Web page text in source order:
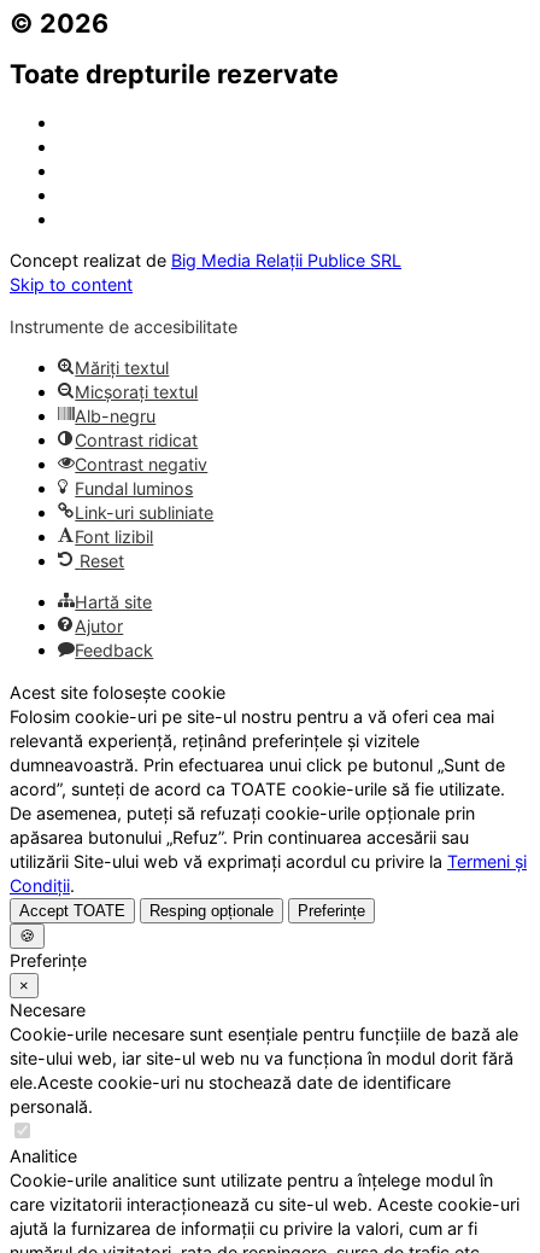
© 2026
Toate drepturile rezervate
Concept realizat de Big Media Relații Publice SRL
Skip to content
Instrumente de accesibilitate
Măriți textul
Micșorați textul
Alb-negru
Contrast ridicat
Contrast negativ
Fundal luminos
Link-uri subliniate
Font lizibil
Reset
Hartă site
Ajutor
Feedback
Acest site folosește cookie
Folosim cookie-uri pe site-ul nostru pentru a vă oferi cea mai
relevantă experiență, reținând preferințele și vizitele
dumneavoastră. Prin efectuarea unui click pe butonul „Sunt de
acord”, sunteți de acord ca TOATE cookie-urile să fie utilizate.
De asemenea, puteți să refuzați cookie-urile opționale prin
apăsarea butonului „Refuz”. Prin continuarea accesării sau
utilizării Site-ului web vă exprimați acordul cu privire la Termeni și
Condiții.
Accept TOATE Resping opționale
Preferințe
🍪
Preferințe
×
Necesare
Cookie-urile necesare sunt esențiale pentru funcțiile de bază ale
site-ului web, iar site-ul web nu va funcționa în modul dorit fără
ele.Aceste cookie-uri nu stochează date de identificare
personală.
Analitice
Cookie-urile analitice sunt utilizate pentru a înțelege modul în
care vizitatorii interacționează cu site-ul web. Aceste cookie-uri
ajută la furnizarea de informații cu privire la valori, cum ar fi